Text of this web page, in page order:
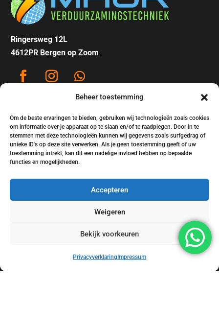
Beheer toestemming
Om de beste ervaringen te bieden, gebruiken wij technologieën zoals cookies
om informatie over je apparaat op te slaan en/of te raadplegen. Door in te
stemmen met deze technologieën kunnen wij gegevens zoals surfgedrag of
unieke ID's op deze site verwerken. Als je geen toestemming geeft of uw
toestemming intrekt, kan dit een nadelige invloed hebben op bepaalde
functies en mogelijkheden.
Accepteren
Weigeren
Bekijk voorkeuren
Privacyverklaring Impressum
Ringersweg 12L
4612PR Bergen op Zoom
Contact opnemen
Bereikbaar tussen 08:00 en 18:00
info@mhurverduurzamingstechniek.nl
Reactie binnen 24 uur